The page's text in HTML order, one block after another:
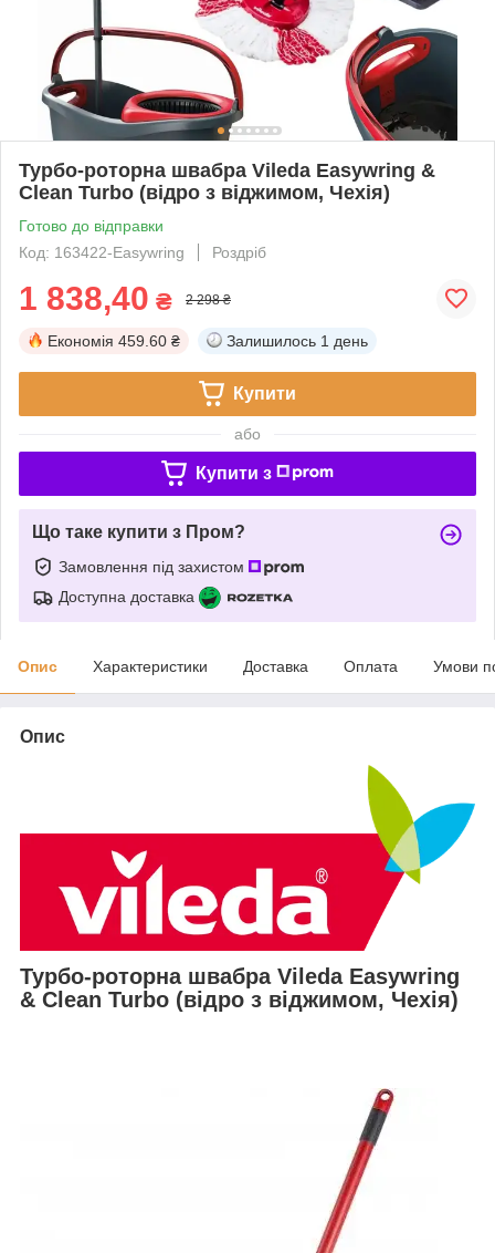
Турбо-роторна швабра Vileda Easywring &
Clean Turbo (відро з віджимом, Чехія)
Готово до відправки
Код: 163422-Easywring
Роздріб
1 838,40 ₴ 2 298 ₴
Економія 459.60 ₴ Залишилось 1 день
Купити
або
Купити з
Що таке купити з Пром?
Замовлення під захистом
Доступна доставка
Опис Характеристики Доставка Оплата Умови
Опис
Турбо-роторна швабра Vileda Easywring
& Clean Turbo (відро з віджимом, Чехія)